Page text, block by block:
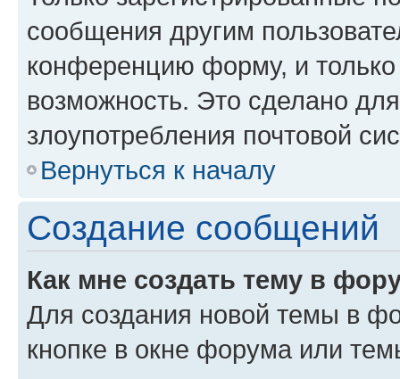
сообщения другим
конференцию форму, и
возможность. Это сделано
злоупотребления почтовой
Вернуться к началу
Создание сообщений
Как мне создать тему в
Для создания новой темы в
кнопке в окне форума или